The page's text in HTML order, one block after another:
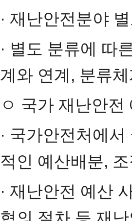
· 재난안전분야
· 별도 분류에 따
계와 연계, 분류
ㅇ 국가 재난안
· 국가안전처에
적인 예산배분,
· 재난안전 예산